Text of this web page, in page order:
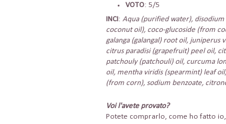
VOTO: 5/5
INCI : Aqua (purified water),
coconut oil), coco-glucoside (from
galanga (galangal) root oil, juniperus
citrus paradisi (grapefruit) peel oil,
patchouly (patchouli) oil, curcuma
oil, mentha viridis (spearmint) leaf
(from corn), sodium benzoate,
Voi l'avete provato?
Potete comprarlo, come ho fatto io,